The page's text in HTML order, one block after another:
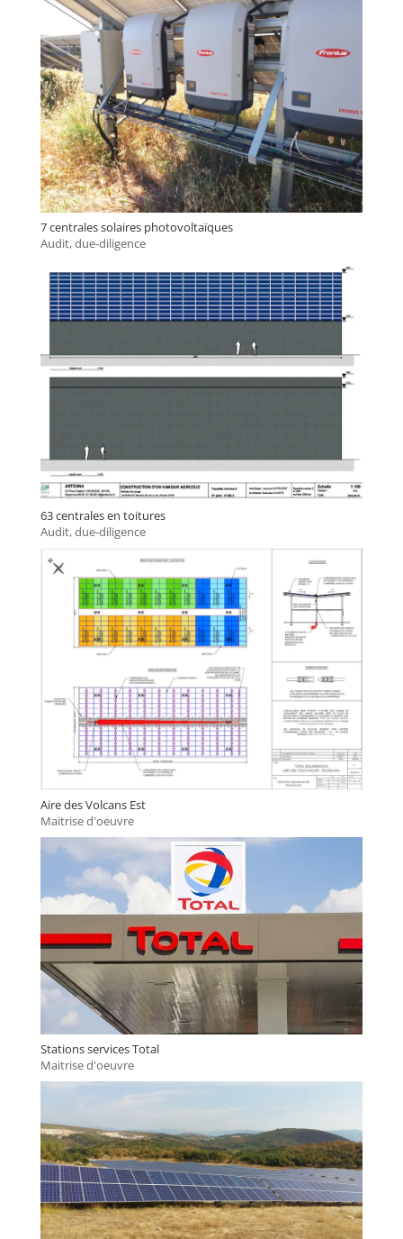
7 centrales solaires photovoltaïques
Audit, due-diligence
63 centrales en toitures
Audit, due-diligence
Aire des Volcans Est
Maitrise d'oeuvre
Stations services Total
Maitrise d'oeuvre